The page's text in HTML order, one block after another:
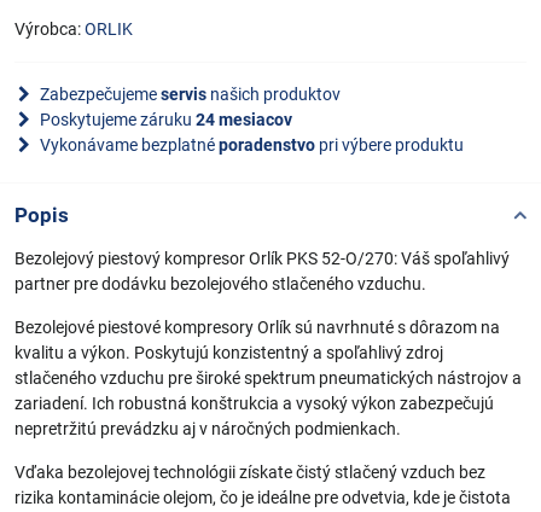
Výrobca:ORLIK
Zabezpečujemeservis našich produktov
Poskytujeme záruku 24 mesiacov
Vykonávame bezplatnéporadenstvo pri výbere produktu
Popis
Bezolejový piestový kompresor Orlík PKS 52-O/270: Váš spoľahlivý
partner pre dodávku bezolejového stlačeného vzduchu.
Bezolejové piestové kompresory Orlík sú navrhnuté s dôrazom na
kvalitu a výkon. Poskytujú konzistentný a spoľahlivý zdroj
stlačeného vzduchu pre široké spektrum pneumatických nástrojov a
zariadení. Ich robustná konštrukcia a vysoký výkon zabezpečujú
nepretržitú prevádzku aj v náročných podmienkach.
Vďaka bezolejovej technológii získate čistý stlačený vzduch bez
rizika kontaminácie olejom, čo je ideálne pre odvetvia, kde je čistota